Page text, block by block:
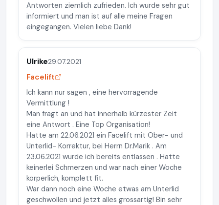
Antworten ziemlich zufrieden. Ich wurde sehr gut
informiert und man ist auf alle meine Fragen
eingegangen. Vielen liebe Dank!
Ulrike29.07.2021
Facelift
Ich kann nur sagen , eine hervorragende
Vermittlung !
Man fragt an und hat innerhalb kürzester Zeit
eine Antwort . Eine Top Organisation!
Hatte am 22.06.2021 ein Facelift mit Ober- und
Unterlid- Korrektur, bei Herrn Dr.Marik . Am
23.06.2021 wurde ich bereits entlassen . Hatte
keinerlei Schmerzen und war nach einer Woche
körperlich, komplett fit.
War dann noch eine Woche etwas am Unterlid
geschwollen und jetzt alles grossartig! Bin sehr